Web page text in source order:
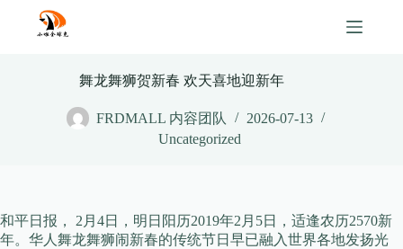
content
舞龙舞狮贺新春 欢天喜地迎新年
FRDMALL 内容团队
2026-07-13
Uncategorized
和平日报， 2月4日，明日阳历2019年2月5日，适逢农历2570新
年。华人舞龙舞狮闹新春的传统节日早已融入世界各地发扬光